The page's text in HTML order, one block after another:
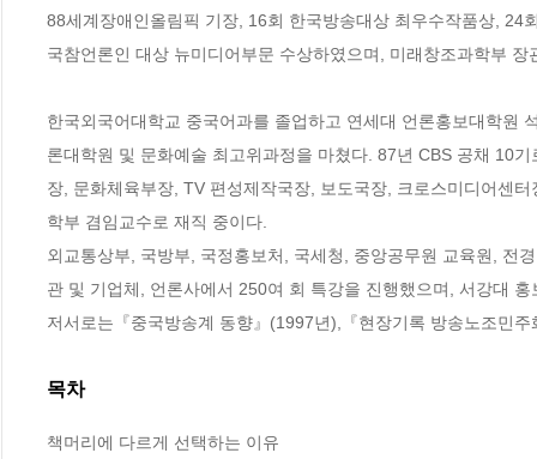
88세계장애인올림픽 기장, 16회 한국방송대상 최우수작품상,
국참언론인 대상 뉴미디어부문 수상하였으며, 미래창조과학부
한국외국어대학교 중국어과를 졸업하고 연세대 언론홍보대학원
론대학원 및 문화예술 최고위과정을 마쳤다. 87년 CBS 공채 10
장, 문화체육부장, TV 편성제작국장, 보도국장, 크로스미디어센
학부 겸임교수로 재직 중이다.
외교통상부, 국방부, 국정홍보처, 국세청, 중앙공무원 교육원, 전
관 및 기업체, 언론사에서 250여 회 특강을 진행했으며, 서강대
저서로는『중국방송계 동향』(1997년),『현장기록 방송노조민
목차
책머리에 다르게 선택하는 이유